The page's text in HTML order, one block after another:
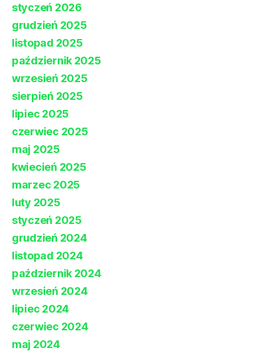
styczeń 2026
grudzień 2025
listopad 2025
październik 2025
wrzesień 2025
sierpień 2025
lipiec 2025
czerwiec 2025
maj 2025
kwiecień 2025
marzec 2025
luty 2025
styczeń 2025
grudzień 2024
listopad 2024
październik 2024
wrzesień 2024
lipiec 2024
czerwiec 2024
maj 2024